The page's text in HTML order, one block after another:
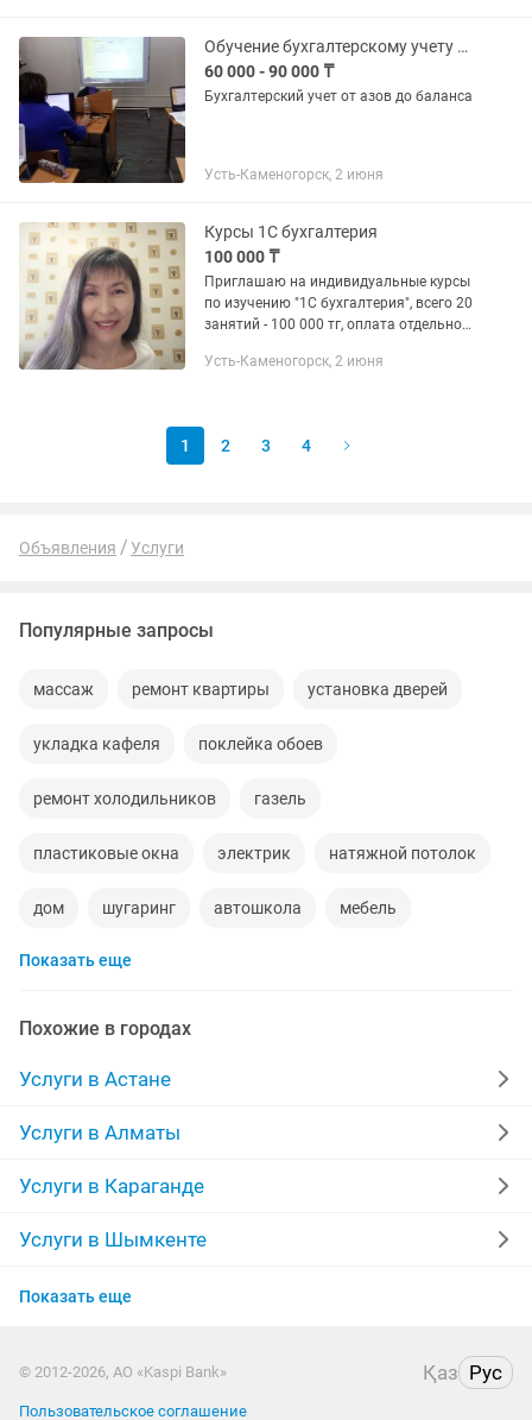
карточек по...
Обучение бухгалтерскому учету и компьютерной бухгалтерии 1-С
60 000 - 90 000 ₸
Бухгалтерский учет от азов до баланса
Усть-Каменогорск, 2 июня
Курсы 1С бухгалтерия
100 000 ₸
Приглашаю на индивидуальные курсы
по изучению "1С бухгалтерия", всего 20
занятий - 100 000 тг, оплата отдельно
курса выдаётся сертификат. Можно
Усть-Каменогорск, 2 июня
1 2 3 4
Объявления Услуги
Популярные запросы
массаж ремонт квартиры установка дверей
укладка кафеля поклейка обоев
ремонт холодильников газель
пластиковые окна электрик натяжной потолок
дом шугаринг автошкола мебель
сантехник
уколы на дому
ворота ремонт стиральных машин
грузоперевозки газель
манипулятор реставрация мебели
двери ремонт
Показать еще
Похожие в городах
Услуги в Астане
Услуги в Алматы
Услуги в Караганде
Услуги в Шымкенте
Услуги в Актобе
Услуги в Костанае
Показать еще
© 2012-2026, АО «Kaspi Bank» Қаз Рус
Пользовательское соглашение